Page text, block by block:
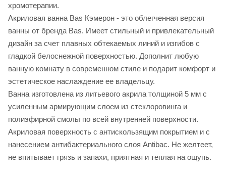
хромотерапии.
Акриловая ванна Bas Кэмерон - это облегченная версия
ванны от бренда Bas. Имеет стильный и привлекательный
дизайн за счет плавных обтекаемых линий и изгибов с
гладкой белоснежной поверхностью. Дополнит любую
ванную комнату в современном стиле и подарит комфорт и
эстетическое наслаждение ее владельцу.
Ванна изготовлена из литьевого акрила толщиной 5 мм с
усиленным армирующим слоем из стеклоровинга и
полиэфирной смолы по всей внутренней поверхности.
Акриловая поверхность с антискользящим покрытием и с
нанесением антибактериального слоя Antibac. Не желтеет,
не впитывает грязь и запахи, приятная и теплая на ощупь.